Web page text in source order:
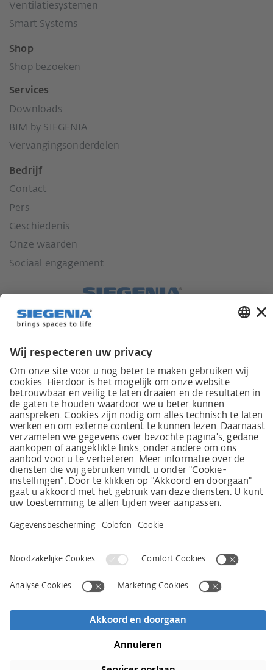
Ventilatiesystemen
Smart Systems
Shop
Shop bezoeken
Services
Downloads
BIM by SIEGENIA
Vervangingsonderdelen
Bedrijf
Contact
Pers
Geschiedenis
Onze waarden
Sociaal engagement
Wet inzake zorgvuldigheid in de toeleveringsketen
Leverancierscode
Wet inzake zorgvuldigheid in de toeleveringsketen
(LkSG) brochure
Beginselverklaring voor de mensenrechtstrategie
Beroepsinstantie
Privacyverklaring
Toegankelijkheidsverklaring
Contact